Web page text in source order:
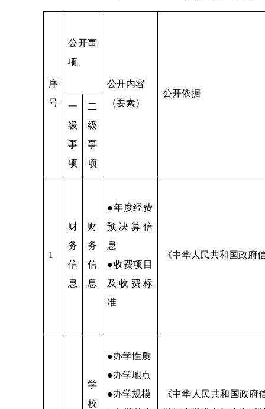
序
号
公开事
项
公开内容
（要素）
公开依据
一
级
事
项
二
级
事
项
1
财
务
信
息
财
务
信
息
●年度经费
预决算信
息
●收费项目
及收费标
准
《中华人民共和国政府
学
校
●办学性质
●办学地点
●办学规模
《中华人民共和国政